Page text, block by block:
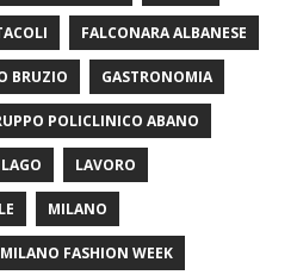
FALCONARA ALBANESE
BRUZIO GASTRONOMIA
POLICLINICO ABANO
LAGO LAVORO
MILANO
MILANO FASHION WEEK